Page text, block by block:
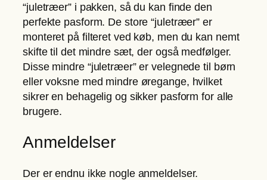
“juletræer” i pakken, så du kan finde den
perfekte pasform. De store “juletræer” er
monteret på filteret ved køb, men du kan nemt
skifte til det mindre sæt, der også medfølger.
Disse mindre “juletræer” er velegnede til børn
eller voksne med mindre øregange, hvilket
sikrer en behagelig og sikker pasform for alle
brugere.
Anmeldelser
Der er endnu ikke nogle anmeldelser.